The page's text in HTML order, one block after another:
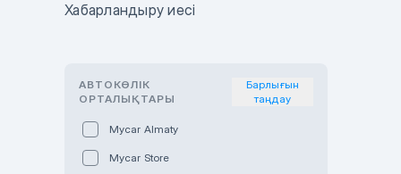
Хабарландыру иесі
АВТОКӨЛІК
ОРТАЛЫҚТАРЫ
Барлығын
таңдау
Mycar Almaty
Mycar Store